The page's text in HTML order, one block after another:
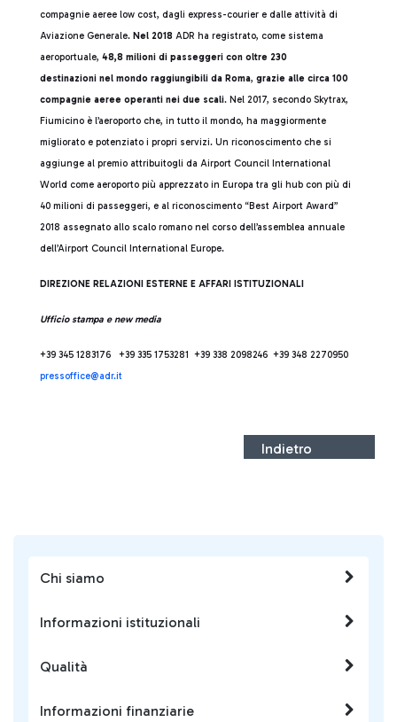
Chi siamo
Informazioni istituzionali
Qualità
Informazioni finanziarie
compagnie aeree low cost, dagli express-courier e dalle attività di
Aviazione Generale. Nel 2018 ADR ha registrato, come sistema
aeroportuale, 48,8 milioni di passeggeri con oltre 230
destinazioni nel mondo raggiungibili da Roma, grazie alle circa 100
compagnie aeree operanti nei due scali. Nel 2017, secondo Skytrax,
Fiumicino è l’aeroporto che, in tutto il mondo, ha maggiormente
migliorato e potenziato i propri servizi. Un riconoscimento che si
aggiunge al premio attribuitogli da Airport Council International
World come aeroporto più apprezzato in Europa tra gli hub con più di
40 milioni di passeggeri, e al riconoscimento “Best Airport Award”
2018 assegnato allo scalo romano nel corso dell’assemblea annuale
dell’Airport Council International Europe.
DIREZIONE RELAZIONI ESTERNE E AFFARI ISTITUZIONALI
Ufficio stampa e new media
+39 345 1283176 +39 335 1753281 +39 338 2098246 +39 348 2270950
pressoffice@adr.it
Indietro